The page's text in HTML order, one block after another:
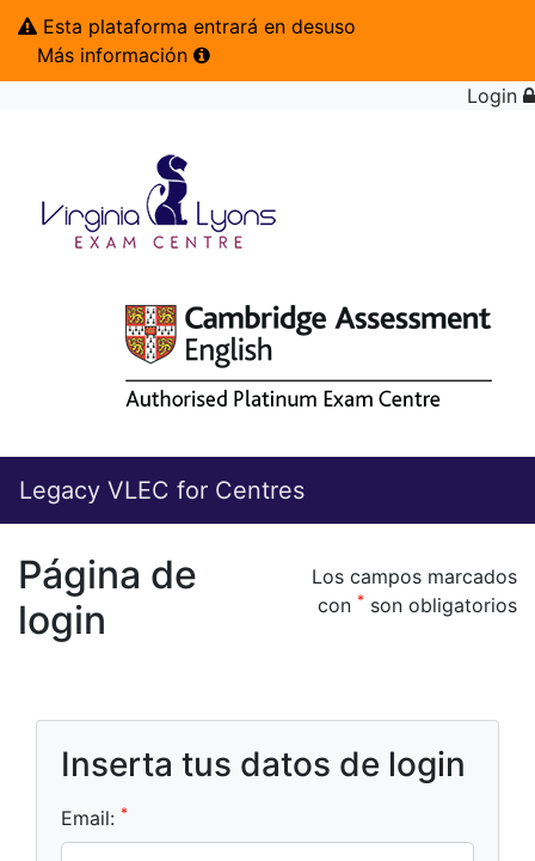
Esta plataforma entrará en desuso
Más información
Login
Legacy VLEC for Centres
Página de
login
Los campos marcados
con * son obligatorios
Inserta tus datos de login
Email: *